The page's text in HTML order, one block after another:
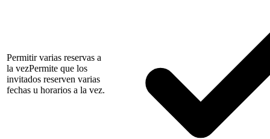
Permitir varias reservas a
la vezPermite que los
invitados reserven varias
fechas u horarios a la vez.